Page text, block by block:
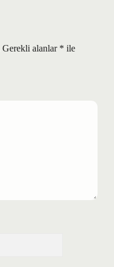
Gerekli alanlar * ile